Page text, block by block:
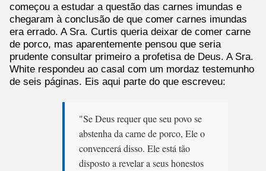
começou a estudar a questão das carnes imundas e
chegaram à conclusão de que comer carnes imundas
era errado. A Sra. Curtis queria deixar de comer carne
de porco, mas aparentemente pensou que seria
prudente consultar primeiro a profetisa de Deus. A Sra.
White respondeu ao casal com um mordaz testemunho
de seis páginas. Eis aqui parte do que escreveu:
"Se Deus requer que seu povo se
abstenha da carne de porco, Ele o
convencerá disso. Ele está tão
disposto a revelar a seus honestos